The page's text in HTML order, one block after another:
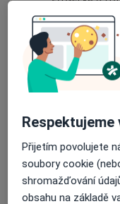
Dostupnost
Na této adrese
Způsoby platby
Na teto adrese
Detaily
Přijetím povolujete
soubory cookie
shromažďování
obsahu na základě